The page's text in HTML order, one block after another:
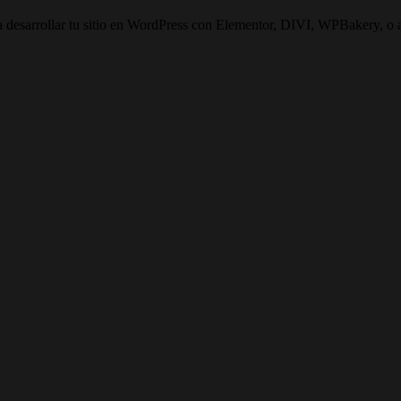
tu sitio en WordPress con Elementor, DIVI, WPBakery, o